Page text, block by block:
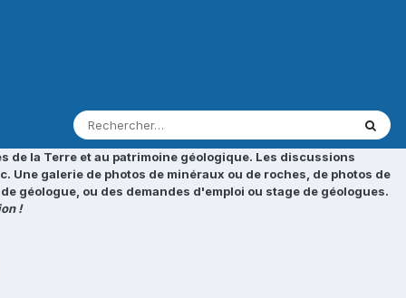
de la Terre et au patrimoine géologique. Les discussions
galerie de photos de minéraux ou de roches, de photos de
géologue, ou des demandes d'emploi ou stage de géologues.
!